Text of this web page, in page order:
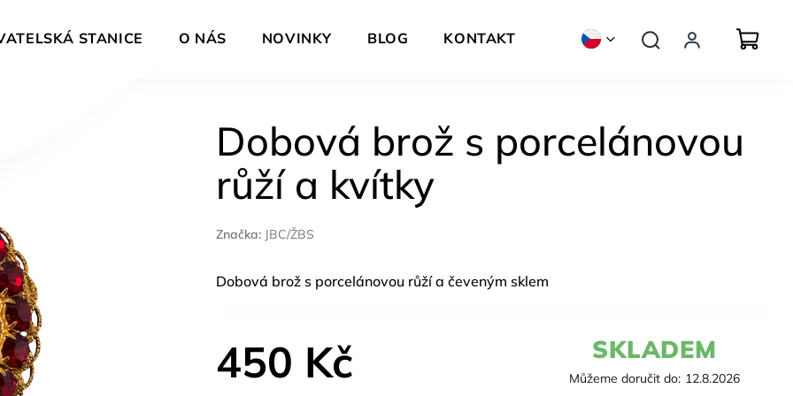
STANICE O NÁS NOVINKY BLOG KONTAKT ZNAČKY
Dobová brož s porcelánovou
růží a kvítky
Značka: JBC/ŽBS
450 Kč SKLADEM
Můžeme doručit do: 12.8.2026
Dobová brož s porcelánovou růží a čeveným sklem